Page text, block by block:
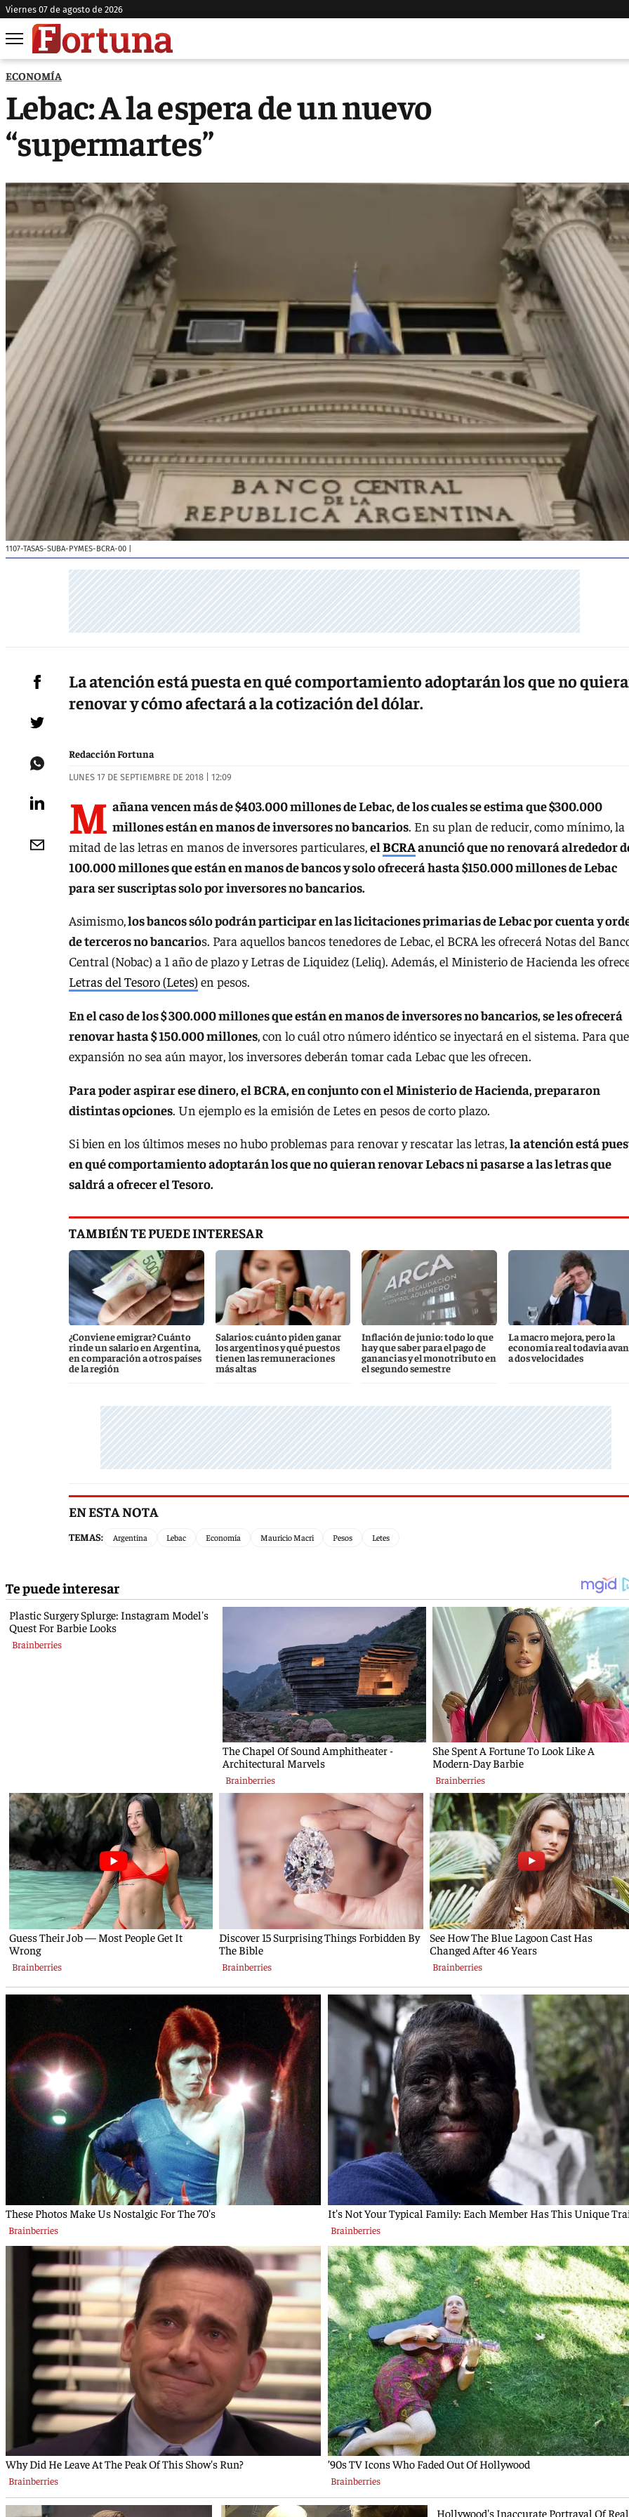
viernes 07 de agosto de 2026
ECONOMÍA
Lebac: A la espera de un nuevo
“supermartes”
1107-TASAS-SUBA-PYMES-BCRA-00
La atención está puesta en qué comportamiento adoptarán los que no
renovar y cómo afectará a la cotización del dólar.
Redacción Fortuna
LUNES 17 DE SEPTIEMBRE DE 2018 | 12:09
M añana vencen más de $403.000 millones de Lebac, de los cuales se estima que $300.000
millones están en manos de inversores no bancarios. En su plan de reducir, como mínimo, la
mitad de las letras en manos de inversores particulares,elBCRAanunció que no renovará alrededor
100.000 millones que están en manos de bancos y solo ofrecerá hasta $150.000 millones de Lebac
para ser suscriptas solo por inversores no bancarios.
Asimismo,los bancos sólo podrán participar en las licitaciones primarias de Lebac por cuenta y
de terceros no bancarios. Para aquellos bancos tenedores de Lebac, el BCRA les ofrecerá Notas del
Central (Nobac) a 1 año de plazo y Letras de Liquidez (Leliq). Además, el Ministerio de Hacienda les
Letras del Tesoro (Letes) en pesos.
En el caso de los $ 300.000 millones que están en manos de inversores no bancarios, se les ofrecerá
renovar hasta $ 150.000 millones, con lo cuál otro número idéntico se inyectará en el sistema. Para
expansión no sea aún mayor, los inversores deberán tomar cada Lebac que les ofrecen.
Para poder aspirar ese dinero, el BCRA, en conjunto con el Ministerio de Hacienda, prepararon
distintas opciones. Un ejemplo es la emisión de Letes en pesos de corto plazo.
Si bien en los últimos meses no hubo problemas para renovar y rescatar las letras,la atención está
en qué comportamiento adoptarán los que no quieran renovar Lebacs ni pasarse a las letras que
saldrá a ofrecer el Tesoro.
TAMBIÉN TE PUEDE INTERESAR
¿Conviene emigrar? Cuánto
rinde un salario en Argentina,
en comparación a otros países
de la región
Salarios: cuánto piden ganar
los argentinos y qué puestos
tienen las remuneraciones
más altas
Inflación de junio: todo lo que
hay que saber para el pago de
ganancias y el monotributo en
el segundo semestre
La macro mejora, pero la
economía real todavía
a dos velocidades
EN ESTA NOTA
TEMAS: Argentina Lebac Economía Mauricio Macri Pesos Letes